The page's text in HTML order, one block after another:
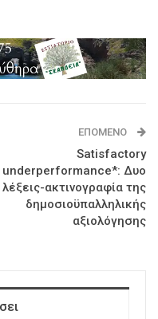
ΕΠΌΜΕΝΟ
Satisfactory
underperformance*: Δυο
λέξεις-ακτινογραφία της
δημοσιοϋπαλληλικής
αξιολόγησης